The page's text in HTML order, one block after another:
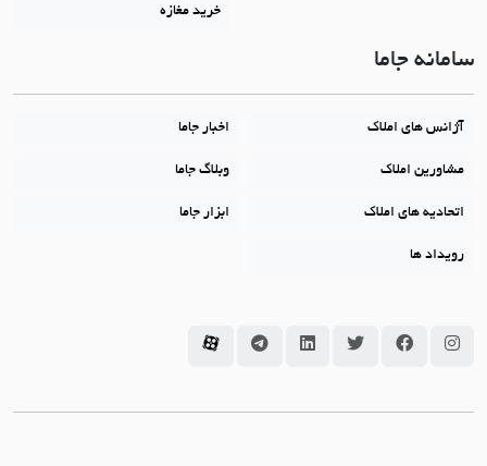
خرید مغازه
سامانه جاما
آژانس های املاک اخبار جاما
مشاورین املاک وبلاگ جاما
اتحادیه های املاک ابزار جاما
رویداد ها
سامانه جاما در اینستاگرام
سامانه جاما در فیسبوک
سامانه جاما در توئیتر
سامانه جاما در لینکداین
سامانه جاما در تلگرام
سامانه جاما در آپارات